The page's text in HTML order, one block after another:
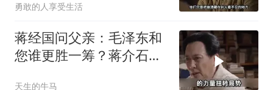
勇敢的人享受生活
蒋经国问父亲：毛泽东和
您谁更胜一筹？蒋介石给
天生的牛马